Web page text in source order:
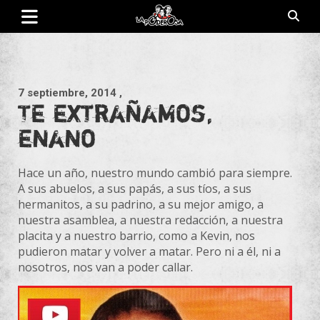
Saltar
contenido
7 septiembre, 2014 ,
Te extrañamos,
enano
Hace un año, nuestro mundo cambió para siempre.
A sus abuelos, a sus papás, a sus tíos, a sus
hermanitos, a su padrino, a su mejor amigo, a
nuestra asamblea, a nuestra redacción, a nuestra
placita y a nuestro barrio, como a Kevin, nos
pudieron matar y volver a matar. Pero ni a él, ni a
nosotros, nos van a poder callar.